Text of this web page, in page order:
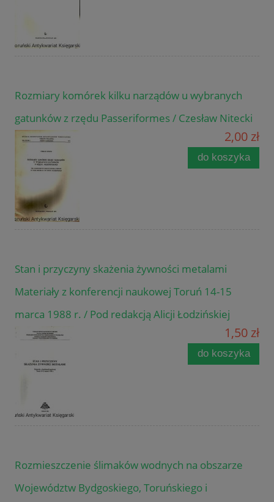
Rozmiary komórek kilku narządów u wybranych
gatunków z rzędu Passeriformes / Czesław Nitecki
2,00 zł
do koszyka
Stan i przyczyny skażenia żywności metalami
Materiały z konferencji naukowej Toruń 14-15
marca 1988 r. / Pod redakcją Alicji Łodzińskiej
1,50 zł
do koszyka
Rozmieszczenie ślimaków wodnych na obszarze
Województw Bydgoskiego, Toruńskiego i